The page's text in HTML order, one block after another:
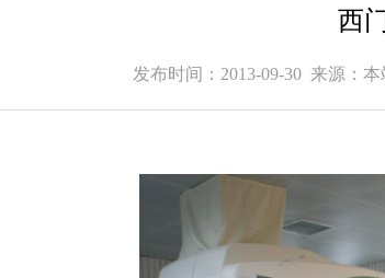
西
发布时间：2013-09-30 来源：